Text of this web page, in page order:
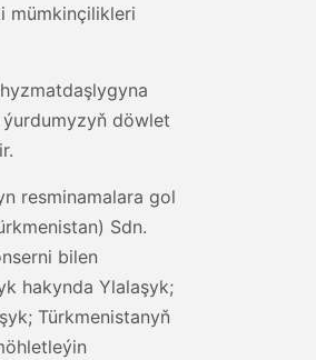
mümkinçilikleri
döwlet
resminamalara gol
Sdn.
bilen
hakynda Ylalaşyk;
Türkmenistanyň